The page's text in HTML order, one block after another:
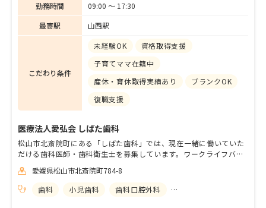
勤務時間
09:00 〜 17:30
最寄駅
山西駅
こだわり条件
未経験OK
資格取得支援
子育てママ在籍中
産休・育休取得実績あり
ブランクOK
復職支援
医療法人愛弘会 しばた歯科
松山市北斎院町にある「しばた歯科」では、現在一緒に働いていた
だける歯科医師・歯科衛生士を募集しています。ワークライフバラ
して仕事を続けていける環境を目指している当院。あなたらしい働
き方のできる職場をお探しの方は、ぜひ当院へご応募ください！ し
ばた歯科の３つの特徴 ●自由参加のBBQや慰安旅行なども行うアッ
愛媛県松山市北斎院町784-8
歯科
小児歯科 歯科口腔外科 矯正歯科